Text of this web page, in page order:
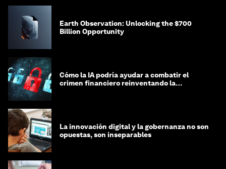
Earth Observation: Unlocking the $700
Billion Opportunity
Cómo la IA podría ayudar a combatir el
crimen financiero reinventando la
La innovación digital y la gobernanza no son
opuestas, son inseparables